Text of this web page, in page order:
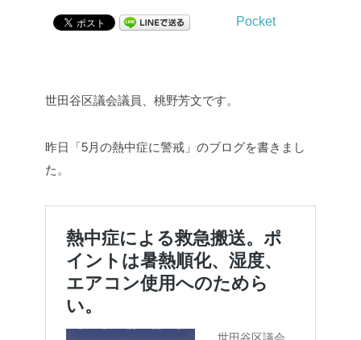
Pocket
世田谷区議会議員、桃野芳文です。
昨日「5月の熱中症に警戒」のブログを書きまし
た。